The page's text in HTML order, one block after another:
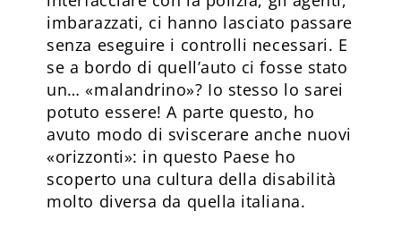
imbarazzati, ci hanno lasciato passare
senza eseguire i controlli necessari. E
se a bordo di quell’auto ci fosse stato
un… «malandrino»? Io stesso lo sarei
potuto essere! A parte questo, ho
avuto modo di sviscerare anche nuovi
«orizzonti»: in questo Paese ho
scoperto una cultura della disabilità
molto diversa da quella italiana.